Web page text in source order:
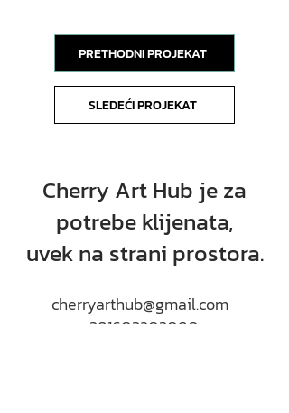
PRETHODNI PROJEKAT
SLEDEĆI PROJEKAT
Cherry Art Hub je za
potrebe klijenata,
uvek na strani prostora.
cherryarthub@gmail.com
+381603203080